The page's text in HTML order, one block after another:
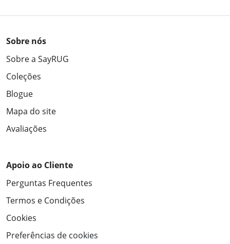
Sobre nós
Sobre a SayRUG
Coleções
Blogue
Mapa do site
Avaliações
Apoio ao Cliente
Perguntas Frequentes
Termos e Condições
Cookies
Preferências de cookies